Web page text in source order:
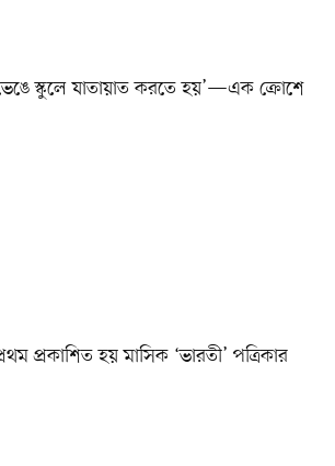
স্কুলে যাতায়াত করতে হয়’—এক ক্রোশে
প্রকাশিত হয় মাসিক ‘ভারতী’ পত্রিকার